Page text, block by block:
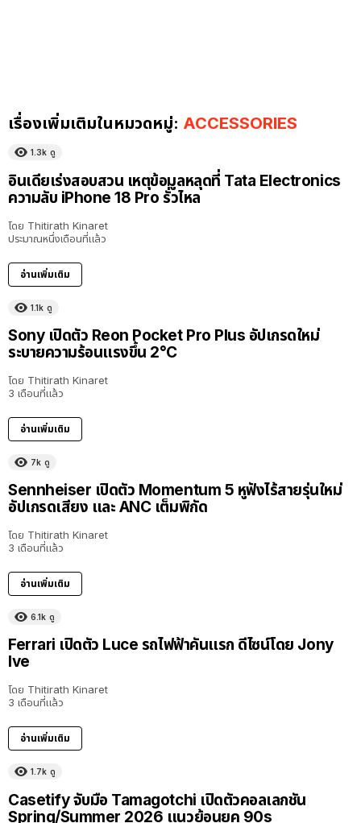
เรื่องเพิ่มเติมในหมวดหมู่: ACCESSORIES
1.3k ดู
อินเดียเร่งสอบสวน เหตุข้อมูลหลุดที่ Tata Electronics
ความลับ iPhone 18 Pro รั่วไหล
โดย Thitirath Kinaret
ประมาณหนึ่งเดือนที่แล้ว
อ่านเพิ่มเติม
1.1k ดู
Sony เปิดตัว Reon Pocket Pro Plus อัปเกรดใหม่
ระบายความร้อนแรงขึ้น 2°C
โดย Thitirath Kinaret
3 เดือนที่แล้ว
อ่านเพิ่มเติม
7k ดู
Sennheiser เปิดตัว Momentum 5 หูฟังไร้สายรุ่นใหม่
อัปเกรดเสียง และ ANC เต็มพิกัด
โดย Thitirath Kinaret
3 เดือนที่แล้ว
อ่านเพิ่มเติม
6.1k ดู
Ferrari เปิดตัว Luce รถไฟฟ้าคันแรก ดีไซน์โดย Jony
Ive
โดย Thitirath Kinaret
3 เดือนที่แล้ว
อ่านเพิ่มเติม
1.7k ดู
Casetify จับมือ Tamagotchi เปิดตัวคอลเลกชัน
Spring/Summer 2026 แนวย้อนยุค 90s